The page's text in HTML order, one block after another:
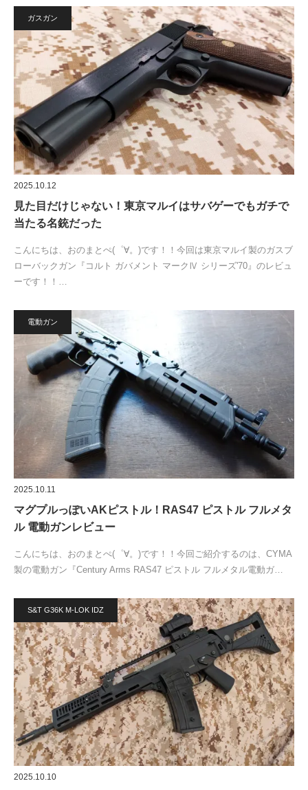
ガスガン
2025.10.12
見た目だけじゃない！東京マルイはサバゲーでもガチで
当たる名銃だった
こんにちは、おのまとぺ(゜∀。)です！！今回は東京マルイ製のガスブ
ローバックガン『コルト ガバメント マークⅣ シリーズ'70』のレビュ
ーです！！…
電動ガン
2025.10.11
マグプルっぽいAKピストル！RAS47 ピストル フルメタ
ル 電動ガンレビュー
こんにちは、おのまとぺ(゜∀。)です！！今回ご紹介するのは、CYMA
製の電動ガン『Century Arms RAS47 ピストル フルメタル電動ガ…
S&T G36K M-LOK IDZ
2025.10.10